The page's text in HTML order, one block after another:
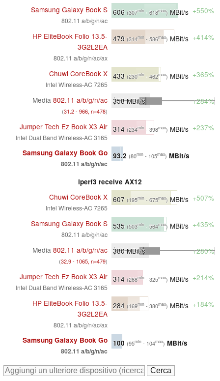
Samsung Galaxy Book S
802.11 a/b/g/n/ac
606 (307min- 618max)MBit/s +550%
HP EliteBook Folio 13.5-
3G2L2EA
802.11 a/b/g/n/ac/ax
479 (314min- 586max) MBit/s +414%
Chuwi CoreBook X
Intel Wireless-AC 7265
433 (230min- 462max) MBit/s +365%
Media 802.11 a/b/g/n/ac
(31.2 - 966, n=478)
358MBit/s +284%
Jumper Tech Ez Book X3 Air
Intel Dual Band Wireless-AC 3165
314 (234min - 398max) MBit/s +237%
Samsung Galaxy Book Go
802.11 a/b/g/n/ac
93.2 (80min - 105max) MBit/s
iperf3 receive AX12
Chuwi CoreBook X
Intel Wireless-AC 7265
607 (195min- 675max)MBit/s +507%
Samsung Galaxy Book S
802.11 a/b/g/n/ac
535 (503min - 564max) MBit/s +435%
Media 802.11 a/b/g/n/ac
(32.9 - 1065, n=479)
380MBit/s +280%
Jumper Tech Ez Book X3 Air
Intel Dual Band Wireless-AC 3165
314 (268min - 325max) MBit/s +214%
HP EliteBook Folio 13.5-
3G2L2EA
802.11 a/b/g/n/ac/ax
284 (169min - 380max) MBit/s +184%
Samsung Galaxy Book Go
802.11 a/b/g/n/ac
100 (95min - 104max) MBit/s